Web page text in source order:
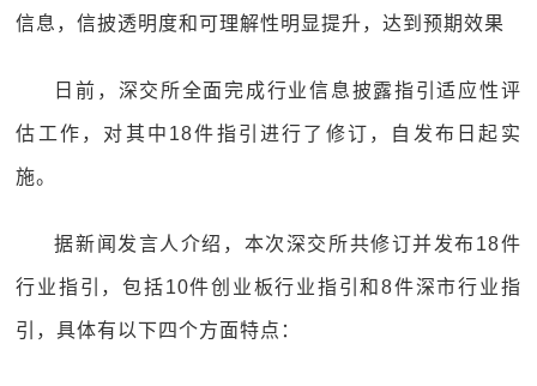
信息，信披透明度和可理解性明显提升，达到预期效果
日前，深交所全面完成行业信息披露指引适应性评
估工作，对其中18件指引进行了修订，自发布日起实
施。
据新闻发言人介绍，本次深交所共修订并发布18件
行业指引，包括10件创业板行业指引和8件深市行业指
引，具体有以下四个方面特点：